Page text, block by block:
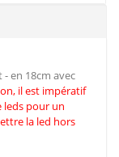
- en 18cm avec
il est impératif
leds pour un
la led hors